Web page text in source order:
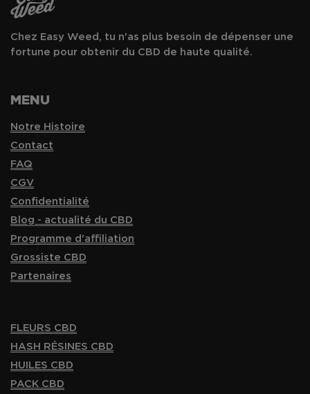
Chez Easy Weed, tu n'as plus besoin de dépenser une
fortune pour obtenir du CBD de haute qualité.
MENU
Notre Histoire
Contact
FAQ
CGV
Confidentialité
Blog - actualité du CBD
Programme d'affiliation
Grossiste CBD
Partenaires
FLEURS CBD
HASH RÉSINES CBD
HUILES CBD
PACK CBD